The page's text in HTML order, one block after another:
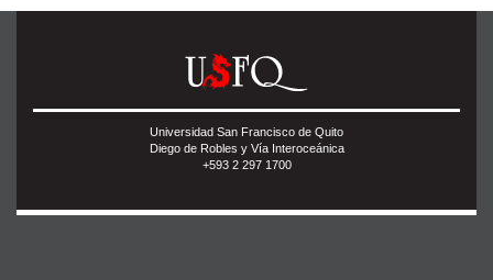
Universidad San Francisco de Quito
Diego de Robles y Vía Interoceánica
+593 2 297 1700